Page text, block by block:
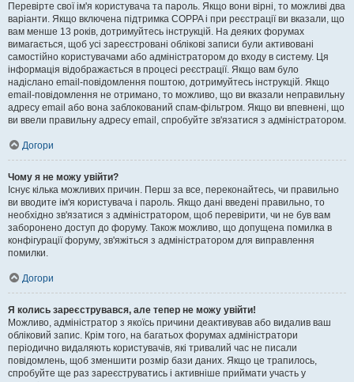
Перевірте свої ім'я користувача та пароль. Якщо вони вірні, то можливі два
варіанти. Якщо включена підтримка COPPA і при реєстрації ви вказали, що
вам менше 13 років, дотримуйтесь інструкцій. На деяких форумах
вимагається, щоб усі зареєстровані облікові записи були активовані
самостійно користувачами або адміністратором до входу в систему. Ця
інформація відображається в процесі реєстрації. Якщо вам було
надіслано email-повідомлення поштою, дотримуйтесь інструкцій. Якщо
email-повідомлення не отримано, то можливо, що ви вказали неправильну
адресу email або вона заблокований спам-фільтром. Якщо ви впевнені, що
ви ввели правильну адресу email, спробуйте зв'язатися з адміністратором.
Догори
Чому я не можу увійти?
Існує кілька можливих причин. Перш за все, переконайтесь, чи правильно
ви вводите ім'я користувача і пароль. Якщо дані введені правильно, то
необхідно зв'язатися з адміністратором, щоб перевірити, чи не був вам
заборонено доступ до форуму. Також можливо, що допущена помилка в
конфігурації форуму, зв'яжіться з адміністратором для виправлення
помилки.
Догори
Я колись зареєструвався, але тепер не можу увійти!
Можливо, адміністратор з якоїсь причини деактивував або видалив ваш
обліковий запис. Крім того, на багатьох форумах адміністратори
періодично видаляють користувачів, які тривалий час не писали
повідомлень, щоб зменшити розмір бази даних. Якщо це трапилось,
спробуйте ще раз зареєструватись і активніше приймати участь у